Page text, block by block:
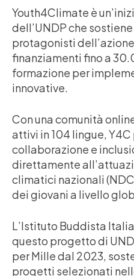
Youth4Climate è
dell’UNDP che
protagonisti
finanziamenti fino a
formazione per
innovative.
Con una comunità
attivi in 104 lingue,
collaborazione e
direttamente
climatici nazionali
dei giovani a livello
L’Istituto Buddista
questo progetto di
per Mille dal 2023,
progetti selezionati